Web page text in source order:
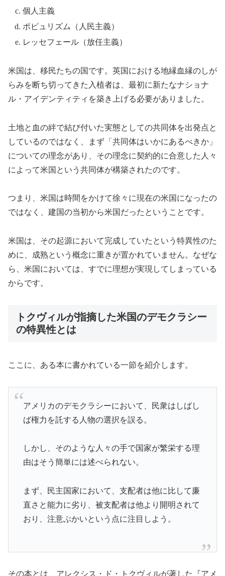
個人主義
ポピュリズム（人民主義）
レッセフェール（放任主義）
米国は、移民たちの国です。英国における地縁血縁のしが
らみを断ち切ってきた入植者は、最初に新たなナショナ
ル・アイデンティティを築き上げる必要がありました。
土地と血の絆で結び付いた実態としての共同体を出発点と
しているのではなく、まず「共同体はいかにあるべきか」
についての理念があり、その理念に契約的に合意した人々
によって米国という共同体が構築されたのです。
つまり、米国は時間をかけて徐々に現在の米国になったの
ではなく、建国の当初から米国だったということです。
米国は、その起源において完成していたという特異性のた
めに、成熟という概念に重きが置かれていません。なぜな
ら、米国においては、すでに理想が実現してしまっている
からです。
トクヴィルが指摘した米国のデモクラシー
の特異性とは
ここに、ある本に書かれている一節を紹介します。
アメリカのデモクラシーにおいて、民衆はしばし
ば権力を託する人物の選択を誤る。
しかし、そのような人々の手で国家が繁栄する理
由はそう簡単には述べられない。
まず、民主国家において、支配者は他に比して廉
直さと能力に劣り、被支配者は他より開明されて
おり、注意ぶかいという点に注目しよう。
その本とは、アレクシス・ド・トクヴィルが著した『アメ